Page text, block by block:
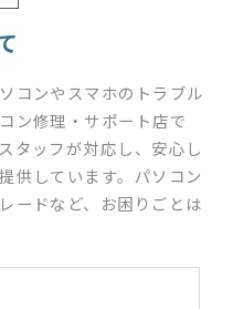
コンやスマホのトラブル
ン修理・サポート店で
タッフが対応し、安心し
供しています。パソコン
ードなど、お困りごとは